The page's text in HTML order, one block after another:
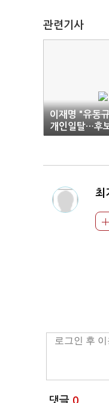
관련기사
이재명 "유동
개인일탈…후
다"
최
댓글 0